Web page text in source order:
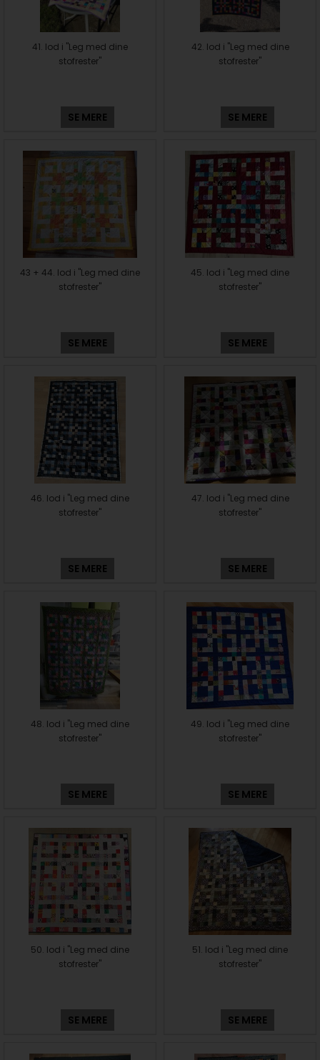
41. lod i "Leg med dine
stofrester"
SE MERE
42. lod i "Leg med dine
stofrester"
SE MERE
43 + 44. lod i "Leg med dine
stofrester"
SE MERE
45. lod i "Leg med dine
stofrester"
SE MERE
46. lod i "Leg med dine
stofrester"
SE MERE
47. lod i "Leg med dine
stofrester"
SE MERE
48. lod i "Leg med dine
stofrester"
SE MERE
49. lod i "Leg med dine
stofrester"
SE MERE
50. lod i "Leg med dine
stofrester"
SE MERE
51. lod i "Leg med dine
stofrester"
SE MERE